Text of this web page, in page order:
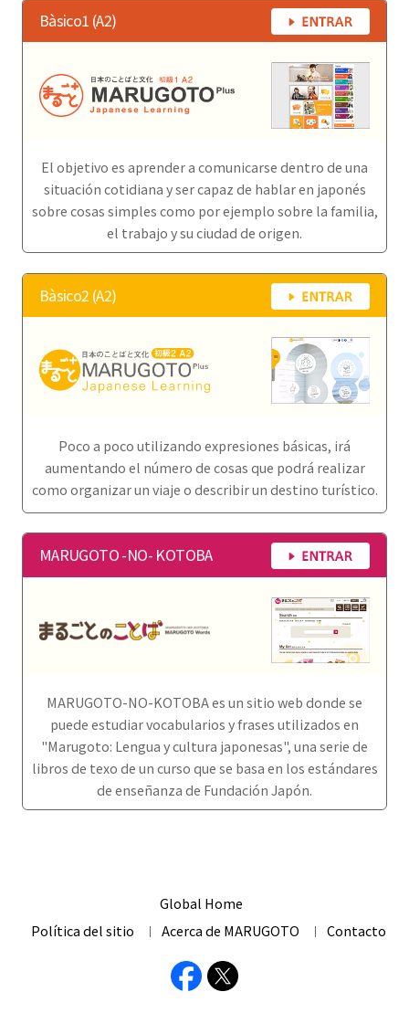
Bàsico1 (A2)
El objetivo es aprender a comunicarse dentro de una
situación cotidiana y ser capaz de hablar en japonés
sobre cosas simples como por ejemplo sobre la familia,
el trabajo y su ciudad de origen.
Bàsico2 (A2)
Poco a poco utilizando expresiones básicas, irá
aumentando el número de cosas que podrá realizar
como organizar un viaje o describir un destino turístico.
MARUGOTO -NO- KOTOBA
MARUGOTO-NO-KOTOBA es un sitio web donde se
puede estudiar vocabularios y frases utilizados en
"Marugoto: Lengua y cultura japonesas", una serie de
libros de texo de un curso que se basa en los estándares
de enseñanza de Fundación Japón.
Global Home
Política del sitio
Acerca de MARUGOTO Contacto